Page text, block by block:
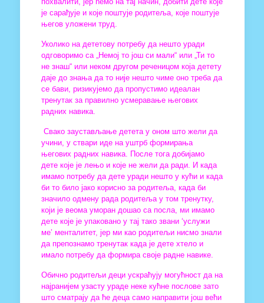
је сарађује и које поштује родитеља, које поштује
његов уложени труд.
Уколико на дететову потребу да нешто уради
одговоримо са „Немој то још си мали“ или „Ти то
не знаш“ или неком другом реченицом која детету
даје до знања да то није нешто чиме оно треба да
се бави, ризикујемо да пропустимо идеалан
тренутак за правилно усмеравање његових
радних навика.
Свако заустављање детета у оном што жели да
учини, у ствари иде на уштрб формирања
његових радних навика. После тога добијамо
дете које је лењо и које не жели да ради. И када
имамо потребу да дете уради нешто у кући и када
би то било јако корисно за родитеља, када би
значило одмену рада родитеља у том тренутку,
који је веома уморан дошао са посла, ми имамо
дете које је упаковано у тај тако звани ‘услужи
ме’ менталитет, јер ми као родитељи нисмо знали
да препознамо тренутак када је дете хтело и
имало потребу да формира своје радне навикe.
Обично родитељи деци ускраћују могућност да на
најранијем узасту ураде неке кућне послове зато
што сматрају да ће деца само направити још већи